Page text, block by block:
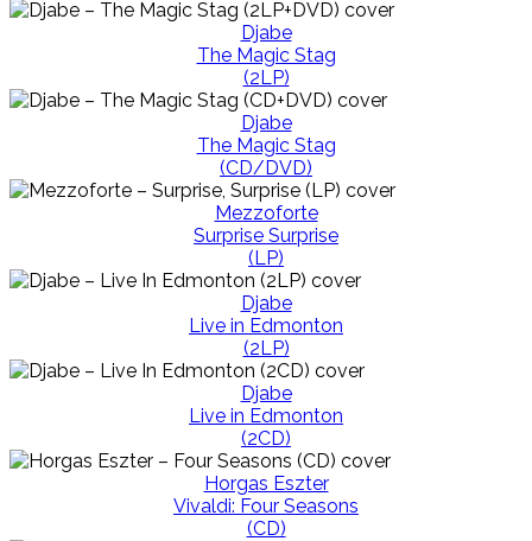
Djabe
The Magic Stag
(2LP)
Djabe
The Magic Stag
(CD/DVD)
Mezzoforte
Surprise Surprise
(LP)
Djabe
Live in Edmonton
(2LP)
Djabe
Live in Edmonton
(2CD)
Horgas Eszter
Vivaldi: Four Seasons
(CD)